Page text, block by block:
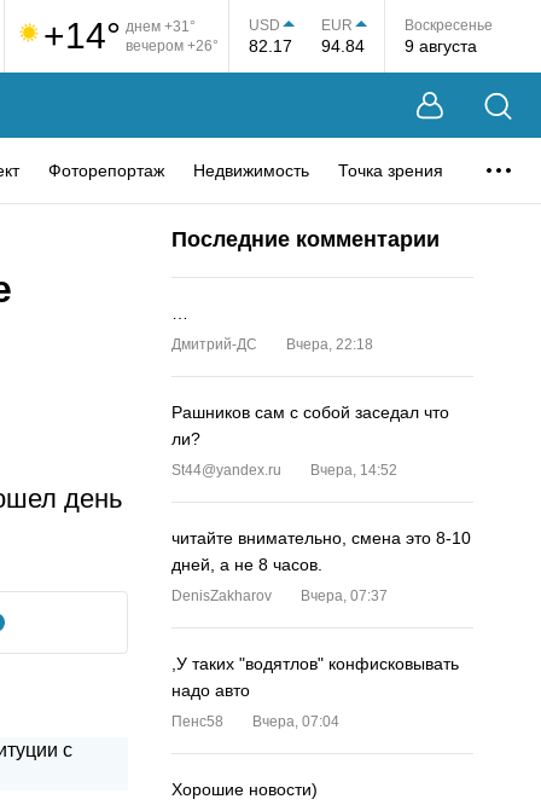
+14° днем +31°
вечером +26°
USD
82.17
EUR
94.84
Воскресенье
9 августа
Фоторепортаж Недвижимость Точка зрения
день
Последние комментарии
Дмитрий-ДС Вчера, 22:18
Рашников сам с собой заседал что
ли?
St44@yandex.ru Вчера, 14:52
читайте внимательно, смена это 8-10
дней, а не 8 часов.
DenisZakharov Вчера, 07:37
,У таких "водятлов" конфисковывать
надо авто
Пенс58 Вчера, 07:04
Хорошие новости)